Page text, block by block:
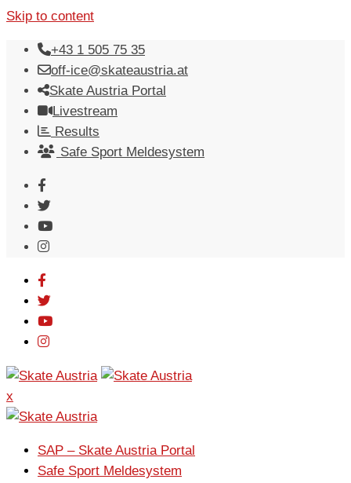
Skip to content
+43 1 505 75 35
off-ice@skateaustria.at
Skate Austria Portal
Livestream
Results
Safe Sport Meldesystem
x
SAP – Skate Austria Portal
Safe Sport Meldesystem